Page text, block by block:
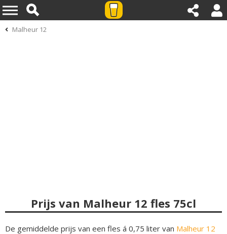
Malheur 12
Prijs van Malheur 12 fles 75cl
De gemiddelde prijs van een fles á 0,75 liter van Malheur 12